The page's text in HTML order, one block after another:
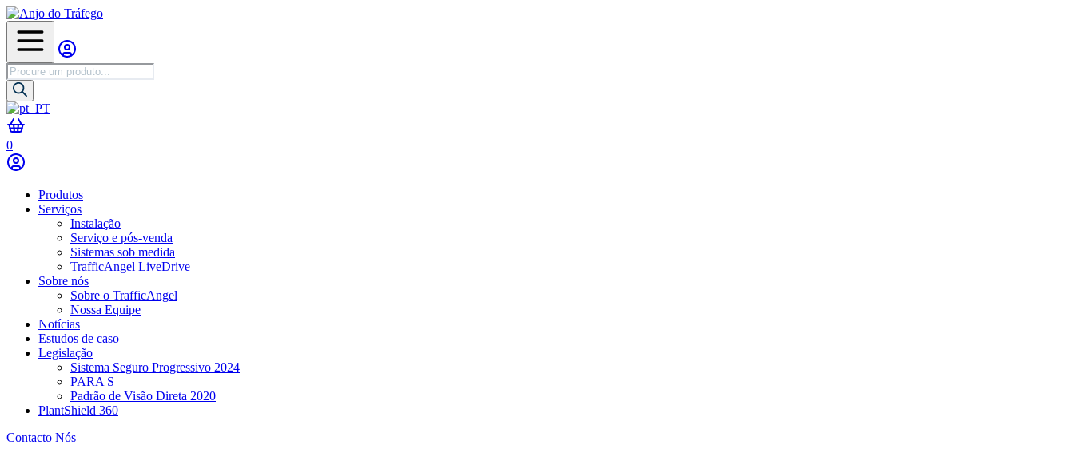
Pesquisa
de
produtos
0
Produtos
Serviços
Instalação
Serviço e pós-venda
Sistemas sob medida
TrafficAngel LiveDrive
Sobre nós
Sobre o TrafficAngel
Nossa Equipe
Notícias
Estudos de caso
Legislação
Sistema Seguro Progressivo 2024
PARA S
Padrão de Visão Direta 2020
PlantShield 360
Contacto Nós